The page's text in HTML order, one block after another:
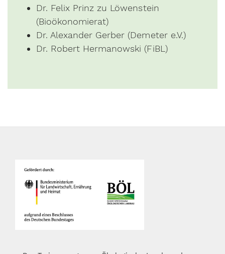
Dr. Felix Prinz zu Löwenstein
(Bioökonomierat)
Dr. Alexander Gerber (Demeter e.V.)
Dr. Robert Hermanowski (FiBL)